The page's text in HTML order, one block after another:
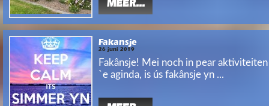
MEER...
Fakansje
26 juni 2019
Fakânsje! Mei noch in pear
`e aginda, is ús fakânsje yn ...